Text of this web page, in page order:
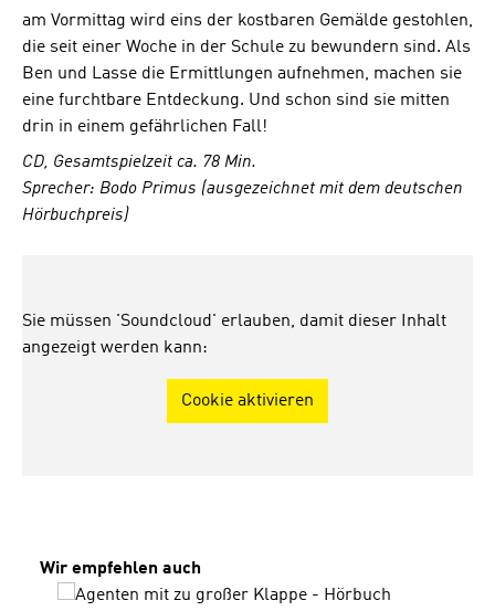
am Vormittag wird eins der kostbaren Gemälde gestohlen,
die seit einer Woche in der Schule zu bewundern sind. Als
Ben und Lasse die Ermittlungen aufnehmen, machen sie
eine furchtbare Entdeckung. Und schon sind sie mitten
drin in einem gefährlichen Fall!
CD, Gesamtspielzeit ca. 78 Min.
Sprecher: Bodo Primus (ausgezeichnet mit dem deutschen
Hörbuchpreis)
Sie müssen 'Soundcloud' erlauben, damit dieser Inhalt
angezeigt werden kann:
Cookie aktivieren
Produktgalerie überspringen
Wir empfehlen auch